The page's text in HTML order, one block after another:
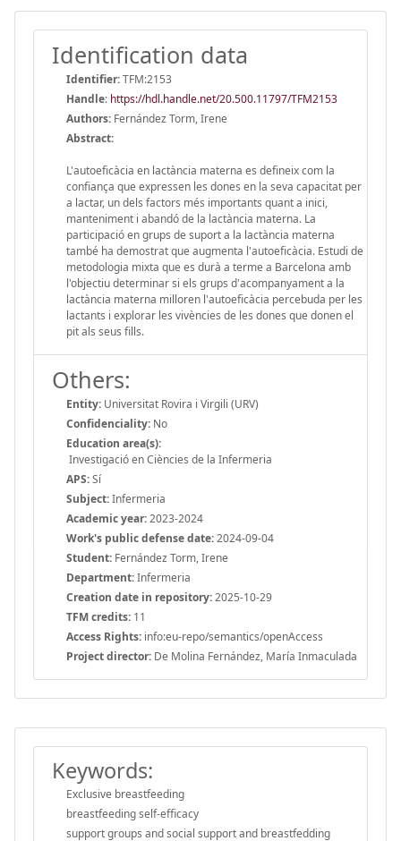
Identification data
Identifier:TFM:2153
Handle: https://hdl.handle.net/20.500.11797/TFM2153
Authors: Fernández Torm, Irene
Abstract:
L'autoeficàcia en lactància materna es defineix com la
confiança que expressen les dones en la seva capacitat per
a lactar, un dels factors més importants quant a inici,
manteniment i abandó de la lactància materna. La
participació en grups de suport a la lactància materna
també ha demostrat que augmenta l'autoeficàcia. Estudi de
metodologia mixta que es durà a terme a Barcelona amb
l'objectiu determinar si els grups d'acompanyament a la
lactància materna milloren l'autoeficàcia percebuda per les
lactants i explorar les vivències de les dones que donen el
pit als seus fills.
Others:
Entity: Universitat Rovira i Virgili (URV)
Confidenciality: No
Education area(s):
Investigació en Ciències de la Infermeria
APS:Sí
Subject:Infermeria
Academic year:2023-2024
Work's public defense date:2024-09-04
Student: Fernández Torm, Irene
Department:Infermeria
Creation date in repository:2025-10-29
TFM credits: 11
Access Rights: info:eu-repo/semantics/openAccess
Project director: De Molina Fernández, María Inmaculada
Keywords:
Exclusive breastfeeding
breastfeeding self-efficacy
support groups and social support and breastfedding